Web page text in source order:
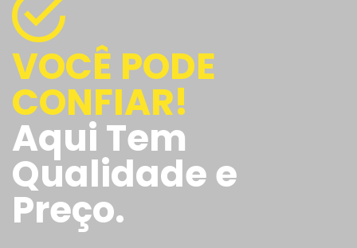
VOCÊ PODE
CONFIAR!
Aqui Tem
Qualidade e
Preço.